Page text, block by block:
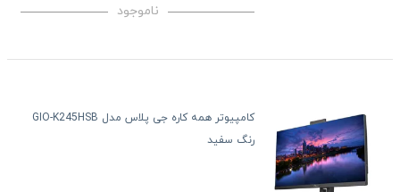
ناموجود
کامپیوتر همه کاره جی پلاس مدل GIO-K245HSB
رنگ سفید